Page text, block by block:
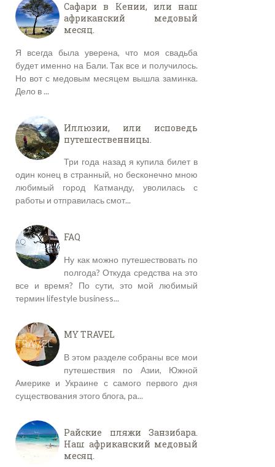
Сафари в Кении, или наш
африканский медовый
месяц.
Я всегда была уверена, что моя свадьба
будет именно на Бали. Так все и получилось.
Но вот с медовым месяцем вышла заминка.
Дело в ...
Иллюзии, или исповедь
путешественницы.
Три года назад я купила билет в
один конец в странный, но бесконечно мною
любимый город Катманду, уволилась с
работы и отправилась смот...
FAQ
Ну как можно путешествовать по
полгода? Откуда средства на это
все и время? По сути, это мой любимый
термин lifestyle business...
MY TRAVEL
В этом разделе собраны все мои
путешествия по Азии, Южной
Америке и Украине с самого первого дня
существования этого блога, ра...
Райские пляжи Занзибара.
Наш африканский медовый
месяц.